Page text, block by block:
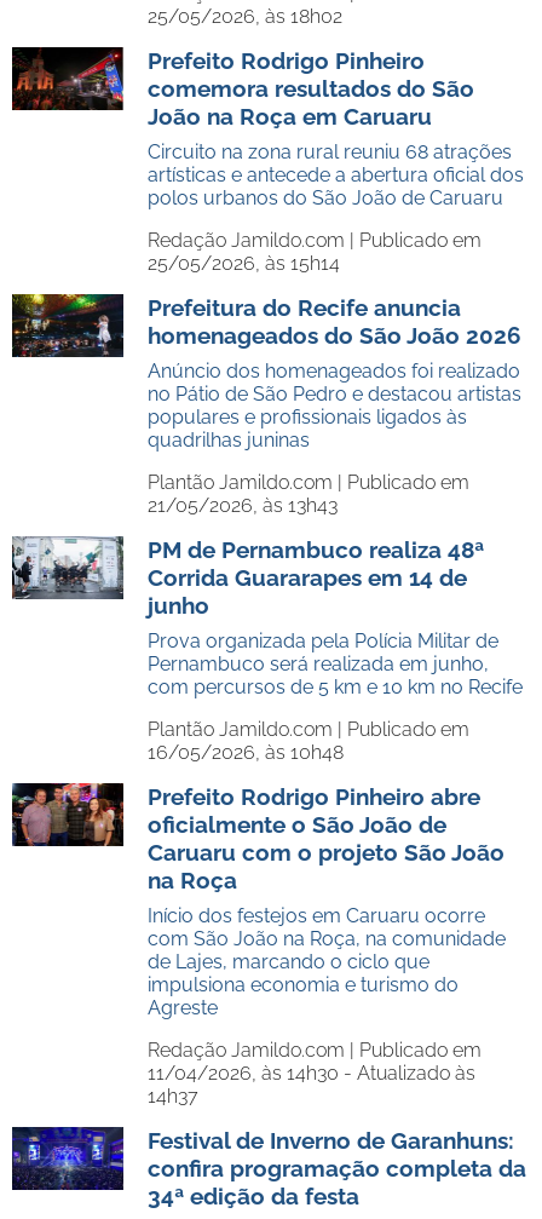
25/05/2026, às 18h02
Prefeito Rodrigo Pinheiro
comemora resultados do São
João na Roça em Caruaru
Circuito na zona rural reuniu 68 atrações
artísticas e antecede a abertura oficial dos
polos urbanos do São João de Caruaru
Redação Jamildo.com | Publicado em
25/05/2026, às 15h14
Prefeitura do Recife anuncia
homenageados do São João 2026
Anúncio dos homenageados foi realizado
no Pátio de São Pedro e destacou artistas
populares e profissionais ligados às
quadrilhas juninas
Plantão Jamildo.com | Publicado em
21/05/2026, às 13h43
PM de Pernambuco realiza 48ª
Corrida Guararapes em 14 de
junho
Prova organizada pela Polícia Militar de
Pernambuco será realizada em junho,
com percursos de 5 km e 10 km no Recife
Plantão Jamildo.com | Publicado em
16/05/2026, às 10h48
Prefeito Rodrigo Pinheiro abre
oficialmente o São João de
Caruaru com o projeto São João
na Roça
Início dos festejos em Caruaru ocorre
com São João na Roça, na comunidade
de Lajes, marcando o ciclo que
impulsiona economia e turismo do
Agreste
Redação Jamildo.com | Publicado em
11/04/2026, às 14h30 - Atualizado às
14h37
Festival de Inverno de Garanhuns:
confira programação completa da
34ª edição da festa